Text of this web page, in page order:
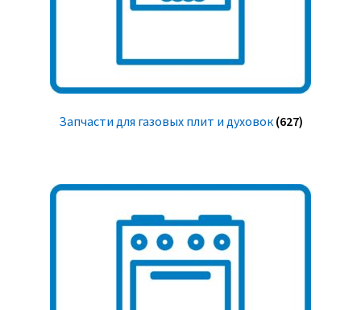
Запчасти для газовых плит и духовок (627)